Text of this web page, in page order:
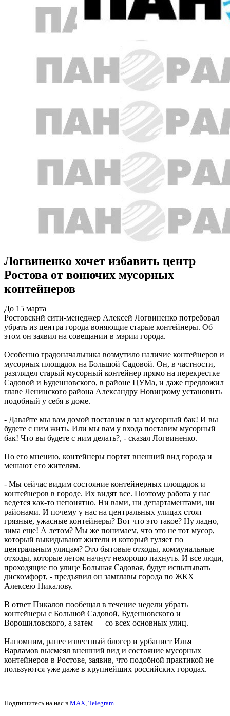
Логвиненко хочет избавить центр
Ростова от вонючих мусорных
контейнеров
До 15 марта
Ростовский сити-менеджер Алексей Логвиненко потребовал
убрать из центра города воняющие старые контейнеры. Об
этом он заявил на совещании в мэрии города.
Особенно градоначальника возмутило наличие контейнеров и
мусорных площадок на Большой Садовой. Он, в частности,
разглядел старый мусорный контейнер прямо на перекрестке
Садовой и Буденновского, в районе ЦУМа, и даже предложил
главе Ленинского района Александру Новицкому установить
подобный у себя в доме.
- Давайте мы вам домой поставим в зал мусорный бак! И вы
будете с ним жить. Или мы вам у входа поставим мусорный
бак! Что вы будете с ним делать?, - сказал Логвиненко.
По его мнению, контейнеры портят внешний вид города и
мешают его жителям.
- Мы сейчас видим состояние контейнерных площадок и
контейнеров в городе. Их видят все. Поэтому работа у нас
ведется как-то непонятно. Ни вами, ни департаментами, ни
районами. И почему у нас на центральных улицах стоят
грязные, ужасные контейнеры? Вот что это такое? Ну ладно,
зима еще! А летом? Мы же понимаем, что это не тот мусор,
который выкидывают жители и который гуляет по
центральным улицам? Это бытовые отходы, коммунальные
отходы, которые летом начнут нехорошо пахнуть. И все люди,
проходящие по улице Большая Садовая, будут испытывать
дискомфорт, - предъявил он замглавы города по ЖКХ
Алексею Пикалову.
В ответ Пикалов пообещал в течение недели убрать
контейнеры с Большой Садовой, Буденновского и
Ворошиловского, а затем — со всех основных улиц.
Напомним, ранее известный блогер и урбанист Илья
Варламов высмеял внешний вид и состояние мусорных
контейнеров в Ростове, заявив, что подобной практикой не
пользуются уже даже в крупнейших российских городах.
Подпишитесь на нас в MAX, Telegram.